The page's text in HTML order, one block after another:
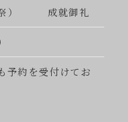
成就御礼
予約を受付けてお